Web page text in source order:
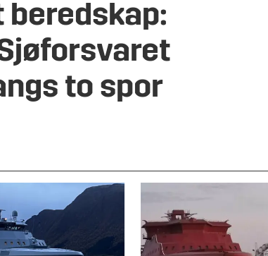
beredskap:
to spor